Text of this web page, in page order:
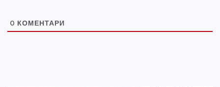
0 КОМЕНТАРИ